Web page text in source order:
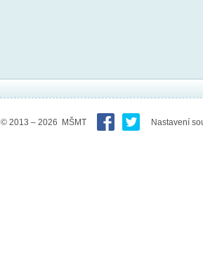
© 2013 – 2026 MŠMT Nastavení